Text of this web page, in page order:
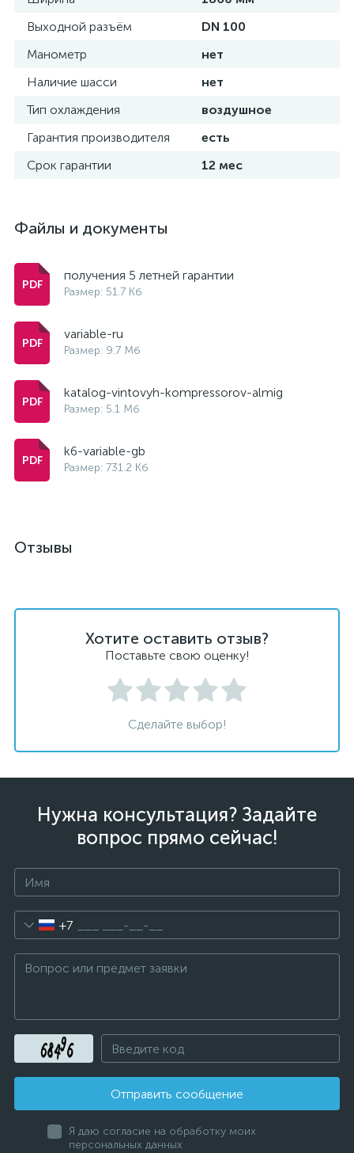
Выходной разъём
DN 100
Манометр
нет
Наличие шасси
нет
Тип охлаждения
воздушное
Гарантия производителя
есть
Срок гарантии
12 мес
Файлы и документы
получения 5 летней гарантии
Размер: 51.7 Кб
variable-ru
Размер: 9.7 Мб
katalog-vintovyh-kompressorov-almig
Размер: 5.1 Мб
k6-variable-gb
Размер: 731.2 Кб
Отзывы
Хотите оставить отзыв?
Поставьте свою оценку!
Сделайте выбор!
Нужна консультация? Задайте
вопрос прямо сейчас!
+7
Отправить сообщение
Я даю согласие на обработку моих
персональных данных